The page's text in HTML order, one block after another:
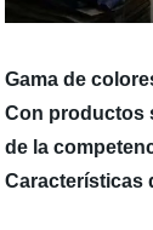
Gama de
Con productos
de la
Características